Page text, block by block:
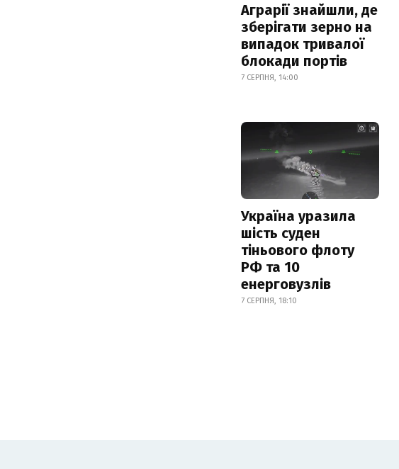
Аграрії знайшли, де
зберігати зерно на
випадок тривалої
блокади портів
7 СЕРПНЯ, 14:00
Україна уразила
шість суден
тіньового флоту
РФ та 10
енерговузлів
7 СЕРПНЯ, 18:10